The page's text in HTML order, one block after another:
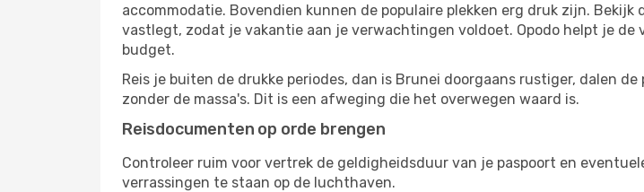
accommodatie. Bovendien kunnen de populaire plekken erg druk zijn.
vastlegt, zodat je vakantie aan je verwachtingen voldoet. Opodo helpt je
budget.
Reis je buiten de drukke periodes, dan is Brunei doorgaans rustiger, dalen
zonder de massa's. Dit is een afweging die het overwegen waard is.
Reisdocumenten op orde brengen
Controleer ruim voor vertrek de geldigheidsduur van je paspoort en
verrassingen te staan op de luchthaven.